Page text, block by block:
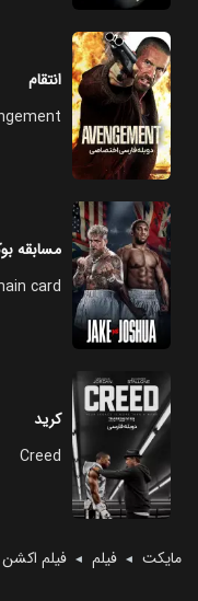
مایکت ◄ فیلم ◄ فیلم اکشن
انتقام
مسابقه
card
کرید
Creed